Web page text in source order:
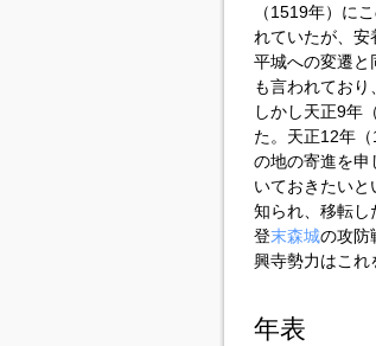
（1519年）に
れていたが、安
平城への変遷と
も言われており
しかし天正9年
た。天正12年
の地の寄進を申
いておきたい
知られ、移転し
登末森城の攻防
興寺勢力はこれ
年表